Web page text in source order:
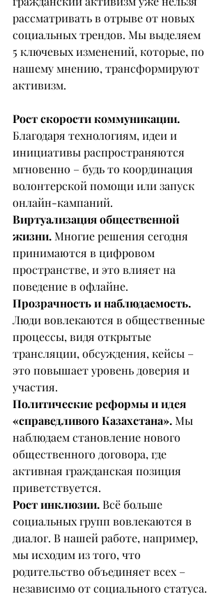
рассматривать в отрыве от новых
социальных трендов. Мы выделяем
5 ключевых изменений, которые, по
нашему мнению, трансформируют
активизм.
Рост скорости коммуникации.
Благодаря технологиям, идеи и
инициативы распространяются
мгновенно – будь то координация
волонтерской помощи или запуск
онлайн-кампаний.
Виртуализация общественной
жизни. Многие решения сегодня
принимаются в цифровом
пространстве, и это влияет на
поведение в офлайне.
Прозрачность и наблюдаемость.
Люди вовлекаются в общественные
процессы, видя открытые
трансляции, обсуждения, кейсы –
это повышает уровень доверия и
участия.
Политические реформы и идея
«справедливого Казахстана». Мы
наблюдаем становление нового
общественного договора, где
активная гражданская позиция
приветствуется.
Рост инклюзии. Всё больше
социальных групп вовлекаются в
диалог. В нашей работе, например,
мы исходим из того, что
родительство объединяет всех –
независимо от социального статуса.